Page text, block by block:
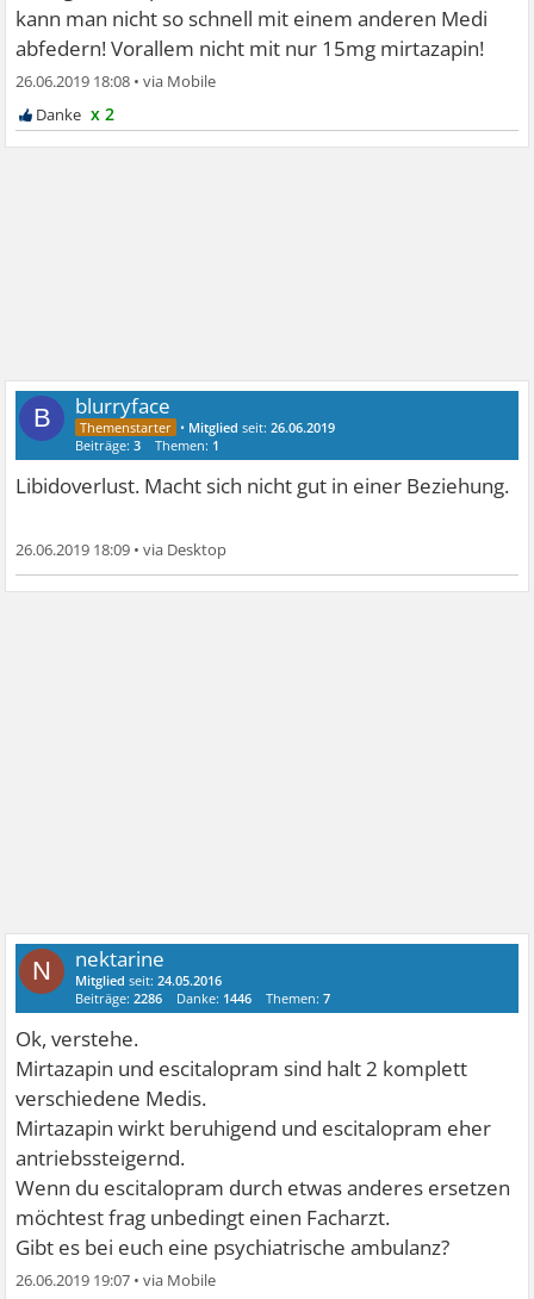
kann man nicht so schnell mit einem anderen Medi
abfedern! Vorallem nicht mit nur 15mg mirtazapin!
26.06.2019 18:08 •
x 2
B blurryface
• Mitglied seit:26.06.2019
Beiträge:3 Themen: 1
Libidoverlust. Macht sich nicht gut in einer Beziehung.
26.06.2019 18:09 •
N nektarine
Mitglied seit:24.05.2016
Beiträge:2286 Danke: 1446 Themen:7
Ok, verstehe.
Mirtazapin und escitalopram sind halt 2 komplett
verschiedene Medis.
Mirtazapin wirkt beruhigend und escitalopram eher
antriebssteigernd.
Wenn du escitalopram durch etwas anderes ersetzen
möchtest frag unbedingt einen Facharzt.
Gibt es bei euch eine psychiatrische ambulanz?
26.06.2019 19:07 •